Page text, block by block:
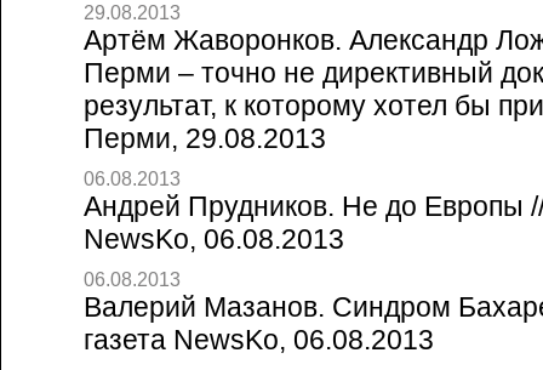
29.08.2013
Артём Жаворонков. Александр
Перми – точно не директивный
результат, к которому хотел бы
Перми, 29.08.2013
06.08.2013
Андрей Прудников. Не до Европы
NewsKo, 06.08.2013
06.08.2013
Валерий Мазанов. Синдром
газета NewsKo, 06.08.2013